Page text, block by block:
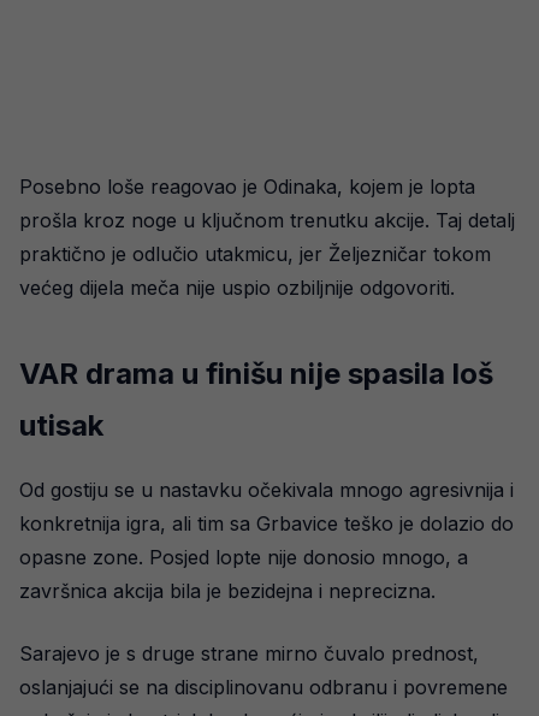
Posebno loše reagovao je Odinaka, kojem je lopta
prošla kroz noge u ključnom trenutku akcije. Taj detalj
praktično je odlučio utakmicu, jer Željezničar tokom
većeg dijela meča nije uspio ozbiljnije odgovoriti.
VAR drama u finišu nije spasila loš
utisak
Od gostiju se u nastavku očekivala mnogo agresivnija i
konkretnija igra, ali tim sa Grbavice teško je dolazio do
opasne zone. Posjed lopte nije donosio mnogo, a
završnica akcija bila je bezidejna i neprecizna.
Sarajevo je s druge strane mirno čuvalo prednost,
oslanjajući se na disciplinovanu odbranu i povremene